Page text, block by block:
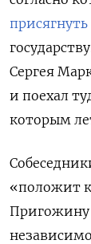
присягнуть
Сергея
и поехал
которым
«положит
Пригожину